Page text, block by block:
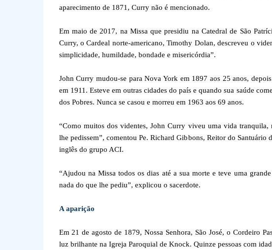
aparecimento de 1871, Curry não é mencionado.
Em maio de 2017, na Missa que presidiu na Catedral de São
Curry, o Cardeal norte-americano, Timothy Dolan, descreveu o
simplicidade, humildade, bondade e misericórdia”.
John Curry mudou-se para Nova York em 1897 aos 25 anos,
em 1911. Esteve em outras cidades do país e quando sua saúde
dos Pobres. Nunca se casou e morreu em 1963 aos 69 anos.
“Como muitos dos videntes, John Curry viveu uma vida
lhe pedissem”, comentou Pe. Richard Gibbons, Reitor do
inglês do grupo ACI.
“Ajudou na Missa todos os dias até a sua morte e teve uma
nada do que lhe pediu”, explicou o sacerdote.
A aparição
Em 21 de agosto de 1879, Nossa Senhora, São José, o Cordeiro
luz brilhante na Igreja Paroquial de Knock. Quinze pessoas com